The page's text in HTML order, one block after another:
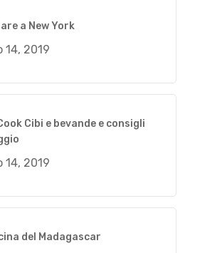
a New York
14, 2019
Cibi e bevande e consigli
14, 2019
del Madagascar